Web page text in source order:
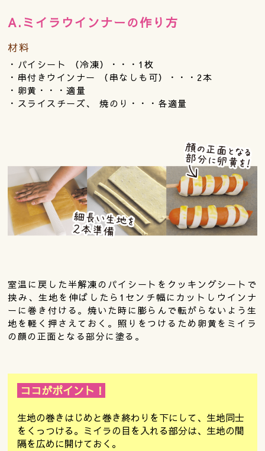
A.ミイラウインナーの作り方
材料
・パイシート （冷凍）・・・1枚
・串付きウインナー （串なしも可）・・・2本
・卵黄・・・適量
・スライスチーズ、 焼のり・・・各適量
室温に戻した半解凍のパイシートをクッキングシートで
挟み、生地を伸ばしたら1センチ幅にカットしウインナ
ーに巻き付ける。焼いた時に膨らんで転がらないよう生
地を軽く押さえておく。照りをつけるため卵黄をミイラ
の顔の正面となる部分に塗る。
ココがポイント！
生地の巻きはじめと巻き終わりを下にして、生地同士
をくっつける。ミイラの目を入れる部分は、生地の間
隔を広めに開けておく。